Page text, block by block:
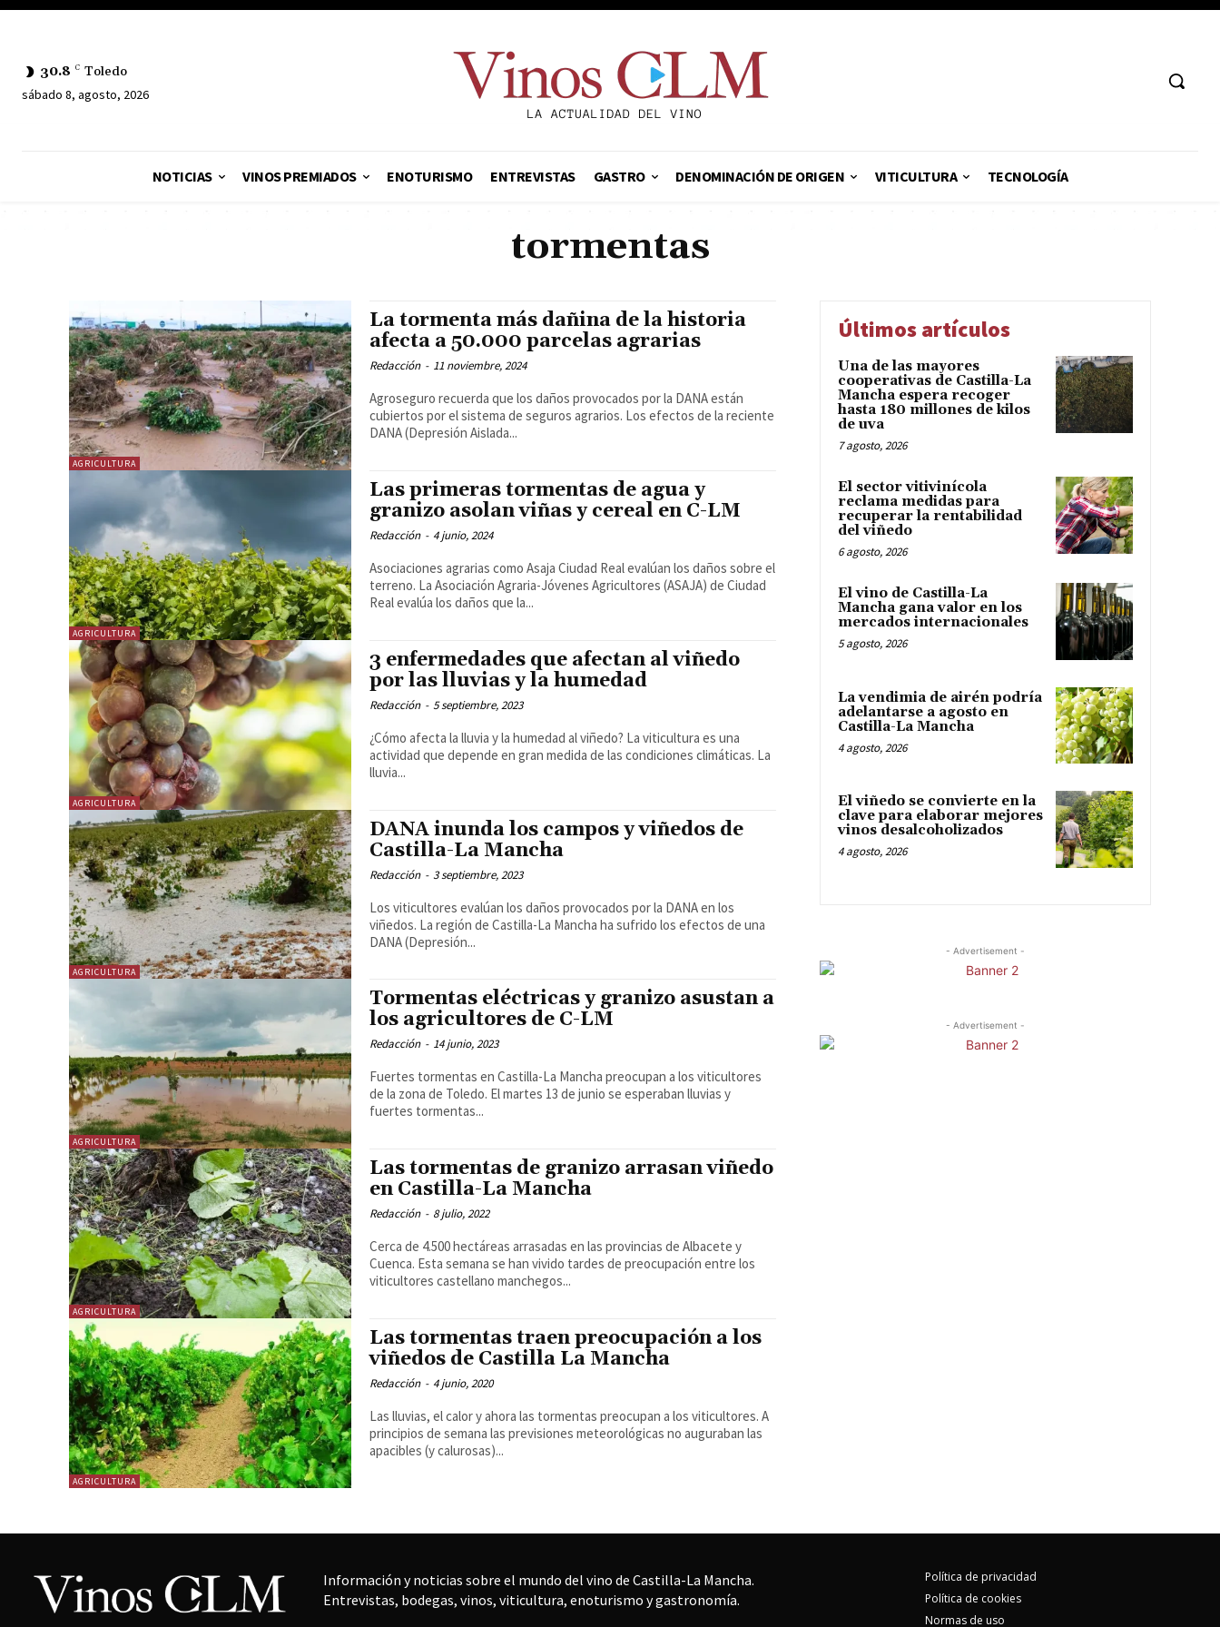
30.8 C Toledo
sábado 8, agosto, 2026
NOTICIAS VINOS PREMIADOS ENOTURISMO ENTREVISTAS GASTRO DENOMINACIÓN DE ORIGEN VITICULTURA TECNOLOGÍA
tormentas
AGRICULTURA
La tormenta más dañina de la historia
afecta a 50.000 parcelas agrarias
Redacción - 11 noviembre, 2024
Agroseguro recuerda que los daños provocados por la DANA están
cubiertos por el sistema de seguros agrarios. Los efectos de la reciente
DANA (Depresión Aislada...
AGRICULTURA
Las primeras tormentas de agua y
granizo asolan viñas y cereal en C-LM
Redacción - 4 junio, 2024
Asociaciones agrarias como Asaja Ciudad Real evalúan los daños sobre el
terreno. La Asociación Agraria-Jóvenes Agricultores (ASAJA) de Ciudad
Real evalúa los daños que la...
AGRICULTURA
3 enfermedades que afectan al viñedo
por las lluvias y la humedad
Redacción - 5 septiembre, 2023
¿Cómo afecta la lluvia y la humedad al viñedo? La viticultura es una
actividad que depende en gran medida de las condiciones climáticas. La
lluvia...
AGRICULTURA
DANA inunda los campos y viñedos de
Castilla-La Mancha
Redacción - 3 septiembre, 2023
Los viticultores evalúan los daños provocados por la DANA en los
viñedos. La región de Castilla-La Mancha ha sufrido los efectos de una
DANA (Depresión...
AGRICULTURA
Tormentas eléctricas y granizo asustan a
los agricultores de C-LM
Redacción - 14 junio, 2023
Fuertes tormentas en Castilla-La Mancha preocupan a los viticultores
de la zona de Toledo. El martes 13 de junio se esperaban lluvias y
fuertes tormentas...
AGRICULTURA
Las tormentas de granizo arrasan viñedo
en Castilla-La Mancha
Redacción - 8 julio, 2022
Cerca de 4.500 hectáreas arrasadas en las provincias de Albacete y
Cuenca. Esta semana se han vivido tardes de preocupación entre los
viticultores castellano manchegos...
AGRICULTURA
Las tormentas traen preocupación a los
viñedos de Castilla La Mancha
Redacción - 4 junio, 2020
Las lluvias, el calor y ahora las tormentas preocupan a los viticultores. A
principios de semana las previsiones meteorológicas no auguraban las
apacibles (y calurosas)...
Últimos artículos
Una de las mayores
cooperativas de Castilla-La
Mancha espera recoger
hasta 180 millones de kilos
de uva
7 agosto, 2026
El sector vitivinícola
reclama medidas para
recuperar la rentabilidad
del viñedo
6 agosto, 2026
El vino de Castilla-La
Mancha gana valor en los
mercados internacionales
5 agosto, 2026
La vendimia de airén podría
adelantarse a agosto en
Castilla-La Mancha
4 agosto, 2026
El viñedo se convierte en la
clave para elaborar mejores
vinos desalcoholizados
4 agosto, 2026
- Advertisement -
- Advertisement -
Información y noticias sobre el mundo del vino de Castilla-La Mancha.
Entrevistas, bodegas, vinos, viticultura, enoturismo y gastronomía.
Política de privacidad
Política de cookies
Normas de uso